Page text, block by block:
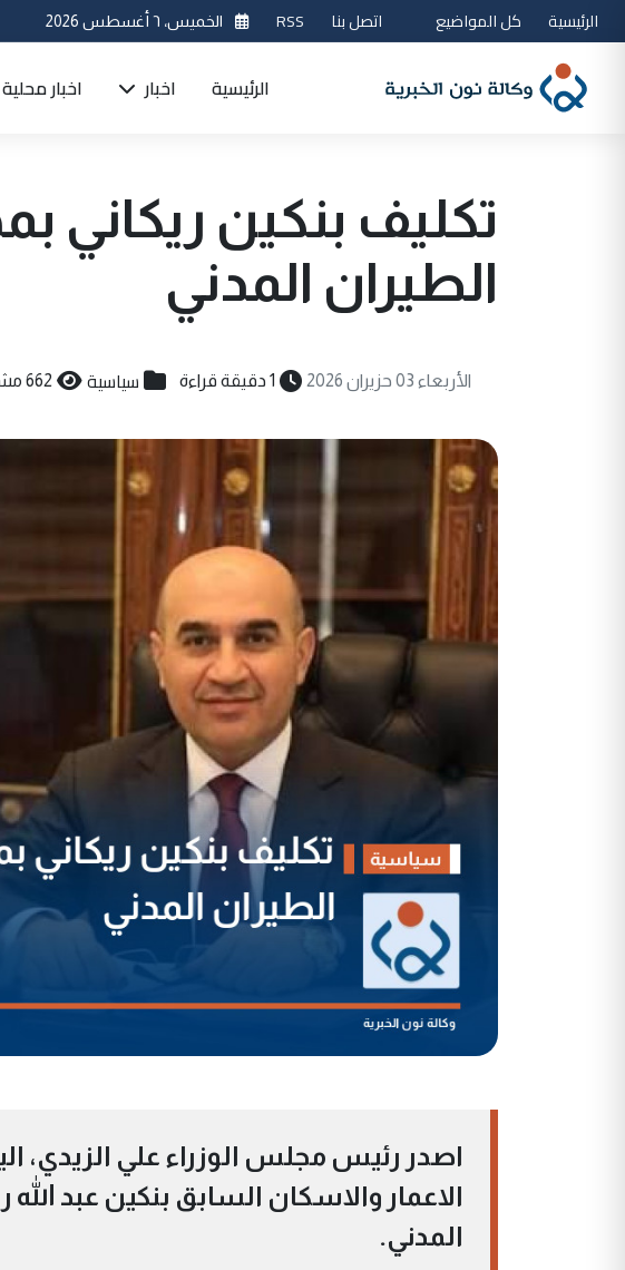
الرئيسية كل المواضيع اتصل بنا RSS الخميس، ٦ أغسطس 2026
الرئيسية اخبار اخبار محلية
تكليف بنكين
الطيران المدني
الأربعاء 03 حزيران 2026 1 دقيقة قراءة سياسية 662 مشاهدة
اصدر رئيس مجلس الوزراء علي الزيدي،
الاعمار والاسكان السابق بنكين عبد
المدني.